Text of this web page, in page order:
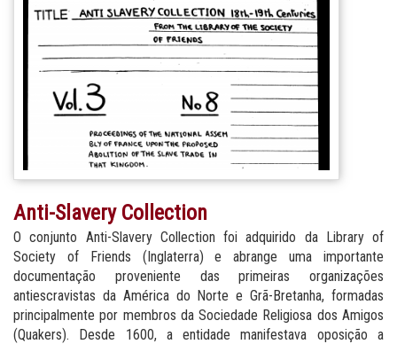
Anti-Slavery Collection
O conjunto Anti-Slavery Collection foi adquirido da Library of
Society of Friends (Inglaterra) e abrange uma importante
documentação proveniente das primeiras organizações
antiescravistas da América do Norte e Grã-Bretanha, formadas
principalmente por membros da Sociedade Religiosa dos Amigos
(Quakers). Desde 1600, a entidade manifestava oposição a